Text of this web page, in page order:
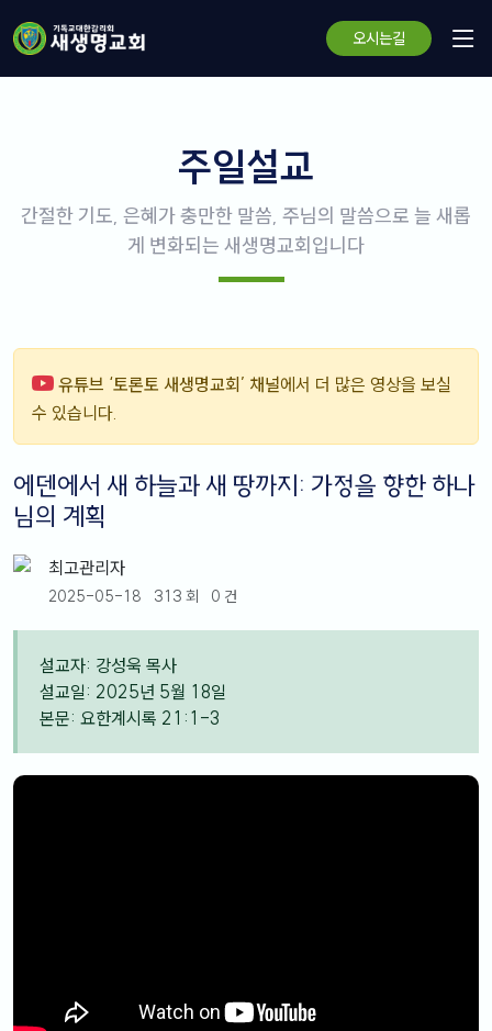
오시는길
주일설교
간절한 기도, 은혜가 충만한 말씀, 주님의 말씀으로 늘 새롭
게 변화되는 새생명교회입니다
유튜브 ‘토론토 새생명교회’ 채널에서 더 많은 영상을 보실
수 있습니다.
에덴에서 새 하늘과 새 땅까지: 가정을 향한 하나
님의 계획
최고관리자
2025-05-18 313 회 0 건
설교자: 강성욱 목사
설교일: 2025년 5월 18일
본문: 요한계시록 21:1-3